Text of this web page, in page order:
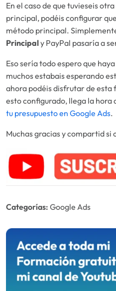
En el caso de que tuvieseis
principal, podéis configurar
método principal.
Principaly PayPal pasaría a
Eso sería todo espero que
muchos estabais esperando
ahora podéis disfrutar de esta
esto configurado, llega la hora
tu presupuesto en Google Ads.
Muchas gracias y compartid si
Categorías: Google Ads